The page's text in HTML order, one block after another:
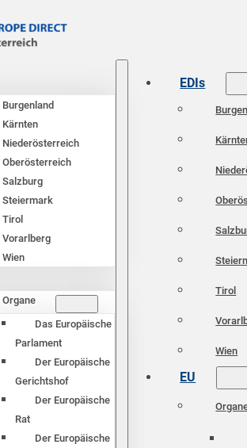
Burgenland
Kärnten
Niederösterreich
Oberösterreich
Salzburg
Steiermark
Tirol
Vorarlberg
Wien
Organe
Das Europäische
Parlament
Der Europäische
Gerichtshof
Der Europäische
Rat
Der Europäische
EDIs
Tirol
Wien
EU